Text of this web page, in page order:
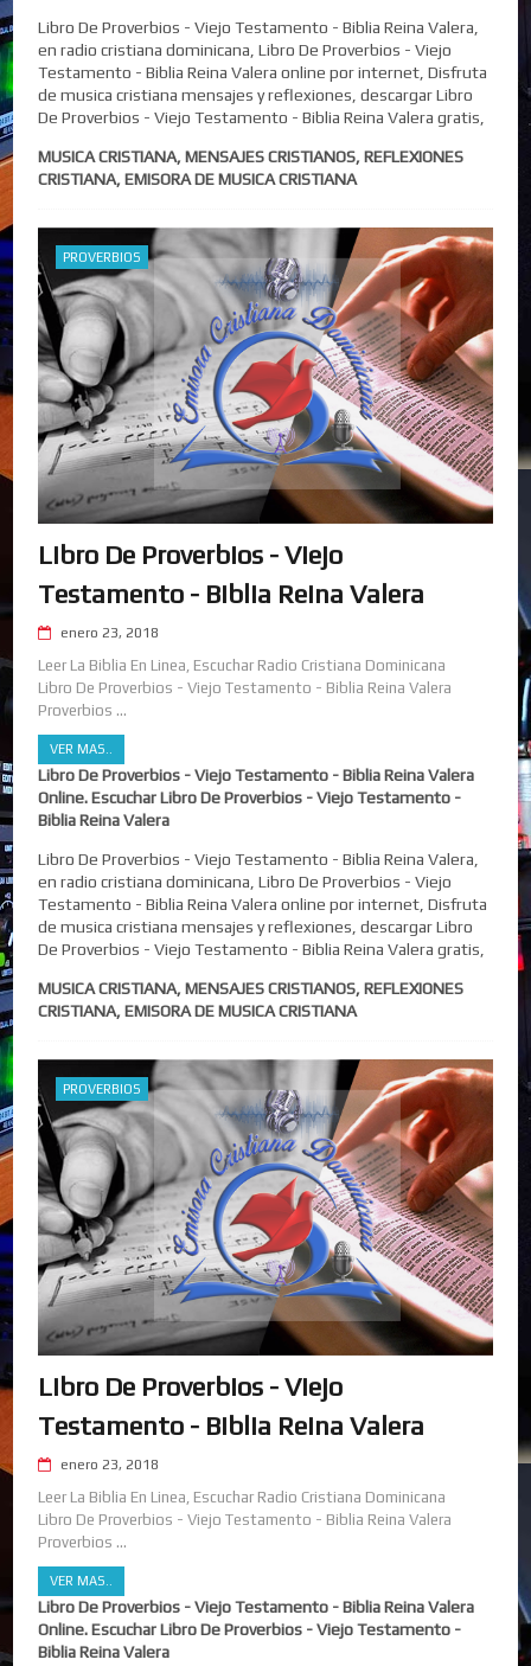
Libro De Proverbios - Viejo Testamento - Biblia Reina Valera,
en radio cristiana dominicana, Libro De Proverbios - Viejo
Testamento - Biblia Reina Valera online por internet, Disfruta
de musica cristiana mensajes y reflexiones, descargar Libro
De Proverbios - Viejo Testamento - Biblia Reina Valera gratis,
MUSICA CRISTIANA, MENSAJES CRISTIANOS, REFLEXIONES
CRISTIANA, EMISORA DE MUSICA CRISTIANA
PROVERBIOS
Libro De Proverbios - Viejo
Testamento - Biblia Reina Valera
enero 23, 2018
Leer La Biblia En Linea, Escuchar Radio Cristiana Dominicana
Libro De Proverbios - Viejo Testamento - Biblia Reina Valera
Proverbios ...
VER MAS..
Libro De Proverbios - Viejo Testamento - Biblia Reina Valera
Online. Escuchar Libro De Proverbios - Viejo Testamento -
Biblia Reina Valera
Libro De Proverbios - Viejo Testamento - Biblia Reina Valera,
en radio cristiana dominicana, Libro De Proverbios - Viejo
Testamento - Biblia Reina Valera online por internet, Disfruta
de musica cristiana mensajes y reflexiones, descargar Libro
De Proverbios - Viejo Testamento - Biblia Reina Valera gratis,
MUSICA CRISTIANA, MENSAJES CRISTIANOS, REFLEXIONES
CRISTIANA, EMISORA DE MUSICA CRISTIANA
PROVERBIOS
Libro De Proverbios - Viejo
Testamento - Biblia Reina Valera
enero 23, 2018
Leer La Biblia En Linea, Escuchar Radio Cristiana Dominicana
Libro De Proverbios - Viejo Testamento - Biblia Reina Valera
Proverbios ...
VER MAS..
Libro De Proverbios - Viejo Testamento - Biblia Reina Valera
Online. Escuchar Libro De Proverbios - Viejo Testamento -
Biblia Reina Valera